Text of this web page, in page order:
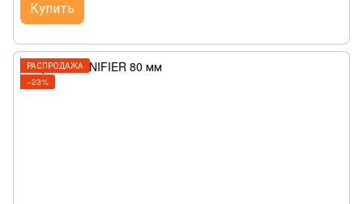
Купить
РАСПРОДАЖА
−23%